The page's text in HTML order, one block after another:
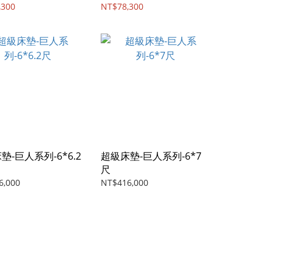
NT$78,300
-巨人系列-6*6.2
超級床墊-巨人系列-6*7
尺
NT$416,000